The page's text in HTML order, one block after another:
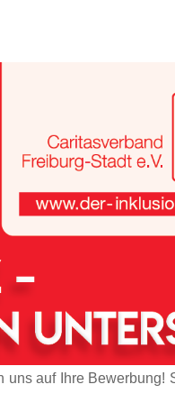
auf Ihre Bewerbung!